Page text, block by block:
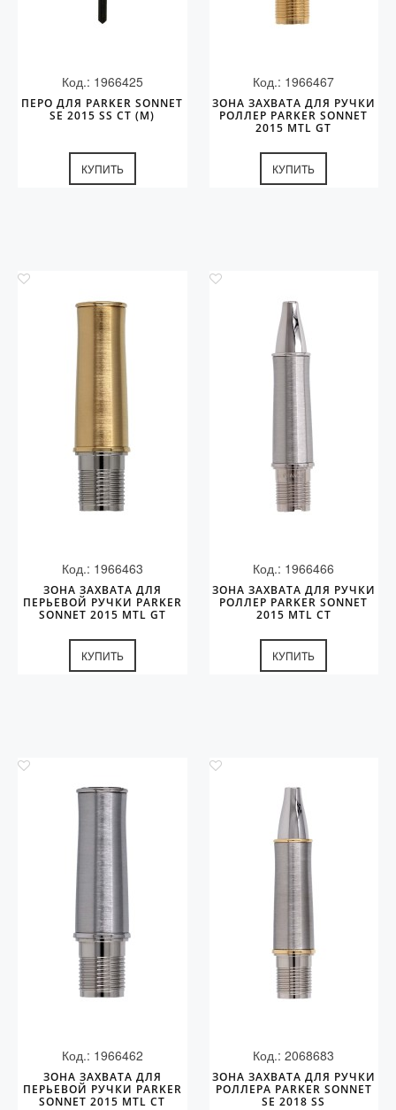
Код.: 1966425
ПЕРО ДЛЯ PARKER SONNET
SE 2015 SS CT (M)
КУПИТЬ
Код.: 1966467
ЗОНА ЗАХВАТА ДЛЯ РУЧКИ
РОЛЛЕР PARKER SONNET
2015 MTL GT
КУПИТЬ
Код.: 1966463
ЗОНА ЗАХВАТА ДЛЯ
ПЕРЬЕВОЙ РУЧКИ PARKER
SONNET 2015 MTL GT
КУПИТЬ
Код.: 1966466
ЗОНА ЗАХВАТА ДЛЯ РУЧКИ
РОЛЛЕР PARKER SONNET
2015 MTL СT
КУПИТЬ
Код.: 1966462
ЗОНА ЗАХВАТА ДЛЯ
ПЕРЬЕВОЙ РУЧКИ PARKER
SONNET 2015 MTL СT
Код.: 2068683
ЗОНА ЗАХВАТА ДЛЯ РУЧКИ
РОЛЛЕРА PARKER SONNET
SE 2018 SS